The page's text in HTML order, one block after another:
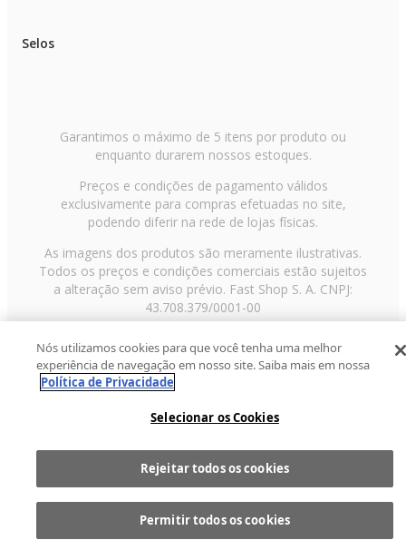
Comprar
Selos
Garantimos o máximo de 5 itens por produto ou
enquanto durarem nossos estoques.
Preços e condições de pagamento válidos
exclusivamente para compras efetuadas no site,
podendo diferir na rede de lojas físicas.
As imagens dos produtos são meramente ilustrativas.
Todos os preços e condições comerciais estão sujeitos
a alteração sem aviso prévio. Fast Shop S. A. CNPJ:
43.708.379/0001-00
Paulo/SP, CEP 02029-001, Telefone: 11 3003-3728 ©
2013 Fast Shop - Todos os direitos reservadosRF
Nós utilizamos cookies para que você tenha uma melhor
experiência de navegação em nosso site. Saiba mais em nossa
Política de Privacidade
Selecionar os Cookies
Rejeitar todos os cookies
Permitir todos os cookies